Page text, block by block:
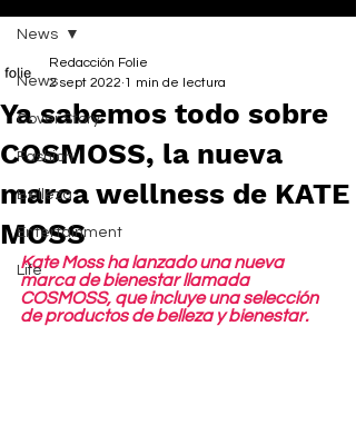
News
Cover Story
Fashion
Belleza
Entertainment
Life
News
Ya sabemos todo sobre
COSMOSS, la nueva
marca wellness de KATE
MOSS
Redacción Folie
2 sept 2022 1 min de lectura
Kate Moss ha lanzado una nueva
marca de bienestar llamada
COSMOSS, que incluye una selección
de productos de belleza y bienestar.